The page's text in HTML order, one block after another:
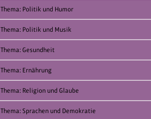
Thema: Politik und Humor
Thema: Politik und Musik
Thema: Gesundheit
Thema: Ernährung
Thema: Religion und Glaube
Thema: Sprachen und Demokratie